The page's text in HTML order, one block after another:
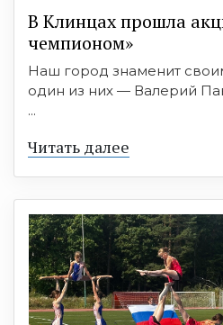
В Клинцах прошла
чемпионом»
Наш город знаменит
один из них — Валерий
...
Читать далее